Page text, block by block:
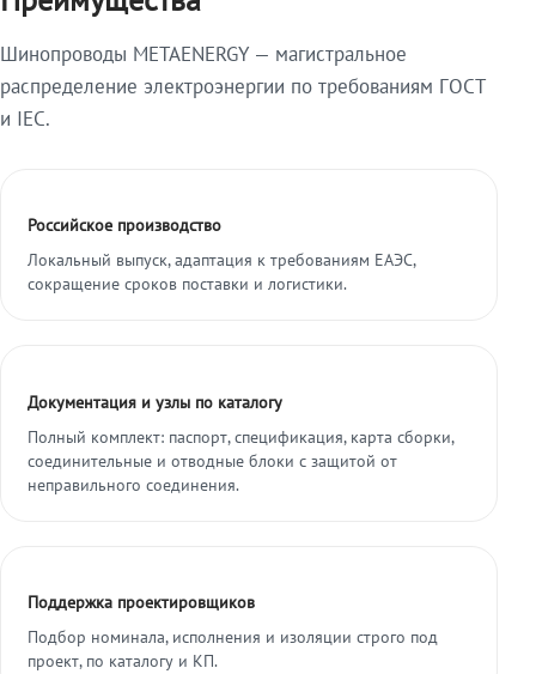
Шинопроводы METAENERGY — магистральное
распределение электроэнергии по требованиям ГОСТ
и IEC.
Российское производство
Локальный выпуск, адаптация к требованиям ЕАЭС,
сокращение сроков поставки и логистики.
Документация и узлы по каталогу
Полный комплект: паспорт, спецификация, карта сборки,
соединительные и отводные блоки с защитой от
неправильного соединения.
Поддержка проектировщиков
Подбор номинала, исполнения и изоляции строго под
проект, по каталогу и КП.